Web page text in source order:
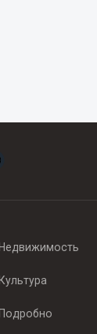
Недвижимость
Культура
Подробно